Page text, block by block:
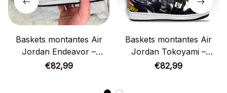
Baskets montantes Air
Jordan Endeavor –
Chaussures montantes
€82,99
Baskets montantes Air
Jordan Tokoyami –
Chaussures montantes
€82,99